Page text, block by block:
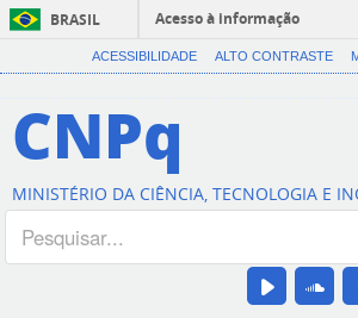
BRASIL
Acesso à informação
ACESSIBILIDADE ALTO CONTRASTE
CNPq
MINISTÉRIO DA CIÊNCIA, TECNOLOGIA E